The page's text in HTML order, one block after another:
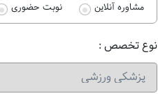
مشاوره آنلاین نوبت حضوری
نوع تخصص :